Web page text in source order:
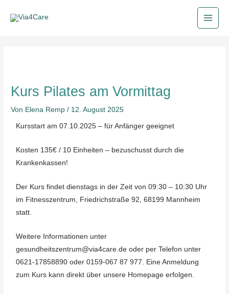
Inhalt
Main
Kurs Pilates am Vormittag
Von Elena Remp/ 12. August 2025
Kursstart am 07.10.2025 – für Anfänger geeignet
Kosten 135€ / 10 Einheiten – bezuschusst durch die
Krankenkassen!
Der Kurs findet dienstags in der Zeit von 09:30 – 10:30 Uhr
im Fitnesszentrum, Friedrichstraße 92, 68199 Mannheim
statt.
Weitere Informationen unter
gesundheitszentrum@via4care.de oder per Telefon unter
0621-17858890 oder 0159-067 87 977. Eine Anmeldung
zum Kurs kann direkt über unsere Homepage erfolgen.